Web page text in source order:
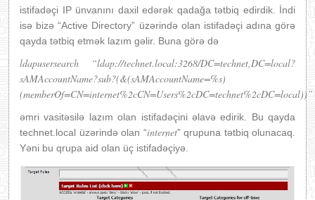
istifadəçi IP ünvanını daxil edərək qadağa tətbiq edirdik. İndi
isə bizə “Active Directory” üzərində olan istifadəçi adına görə
qayda tətbiq etmək lazım gəlir. Buna görə də
ldapusersearch “ldap://technet.local:3268/DC=technet,DC=local?
sAMAccountName?sub?(&(sAMAccountName=%s)
(memberOf=CN=internet%2cCN=Users%2cDC=technet%2cDC=local))”
əmri vasitəsilə lazım olan istifadəçini əlavə edirik. Bu qayda
technet.local üzərində olan “internet” qrupuna tətbiq olunacaq.
Yəni bu qrupa aid olan üç istifadəçiyə.